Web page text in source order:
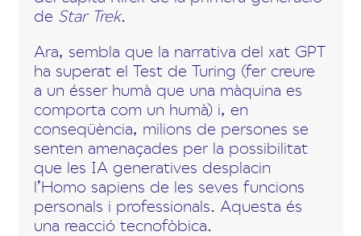
de Star Trek.
Ara, sembla que la narrativa del xat GPT
ha superat el Test de Turing (fer creure
a un ésser humà que una màquina es
comporta com un humà) i, en
conseqüència, milions de persones se
senten amenaçades per la possibilitat
que les IA generatives desplacin
l’Homo sapiens de les seves funcions
personals i professionals. Aquesta és
una reacció tecnofòbica.